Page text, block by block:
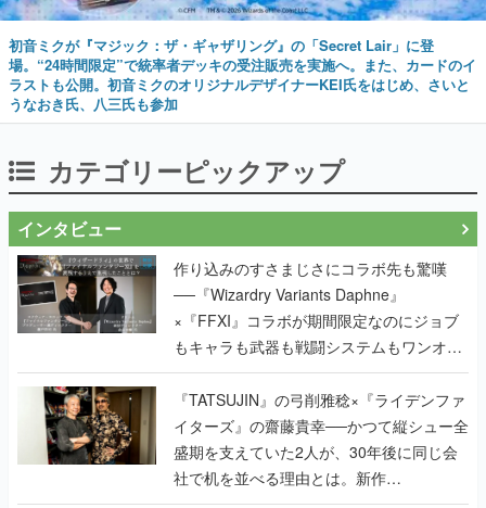
初音ミクが『マジック：ザ・ギャザリング』の「Secret Lair」に登
場。“24時間限定”で統率者デッキの受注販売を実施へ。また、カードのイ
ラストも公開。初音ミクのオリジナルデザイナーKEI氏をはじめ、さいと
うなおき氏、八三氏も参加
カテゴリーピックアップ
インタビュー
作り込みのすさまじさにコラボ先も驚嘆
──『Wizardry Variants Daphne』
×『FFXI』コラボが期間限定なのにジョブ
もキャラも武器も戦闘システムもワンオフ
で作り込まれた理由を両ディレクターに聞
く
『TATSUJIN』の弓削雅稔×『ライデンファ
イターズ』の齋藤貴幸──かつて縦シュー全
盛期を支えていた2人が、30年後に同じ会
社で机を並べる理由とは。新作